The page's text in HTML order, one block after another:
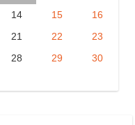
14 15
16
21 22
23
28 29
30